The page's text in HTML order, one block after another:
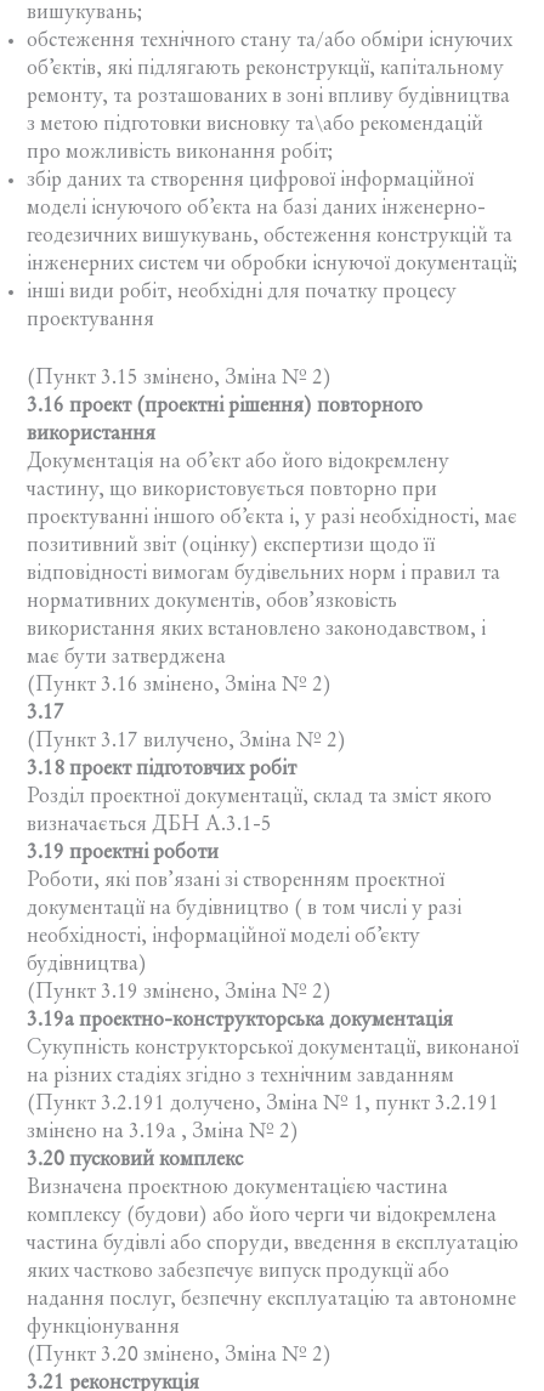
вишукувань;
обстеження технічного стану та/або обміри існуючих
об’єктів, які підлягають реконструкції, капітальному
ремонту, та розташованих в зоні впливу будівництва
з метою підготовки висновку та\або рекомендацій
про можливість виконання робіт;
збір даних та створення цифрової інформаційної
моделі існуючого об’єкта на базі даних інженерно-
геодезичних вишукувань, обстеження конструкцій та
інженерних систем чи обробки існуючої документації;
інші види робіт, необхідні для початку процесу
проектування
(Пункт 3.15 змінено, Зміна № 2)
3.16 проект (проектні рішення) повторного
використання
Документація на об’єкт або його відокремлену
частину, що використовується повторно при
проектуванні іншого об’єкта і, у разі необхідності, має
позитивний звіт (оцінку) експертизи щодо її
відповідності вимогам будівельних норм і правил та
нормативних документів, обов’язковість
використання яких встановлено законодавством, і
має бути затверджена
(Пункт 3.16 змінено, Зміна № 2)
3.17
(Пункт 3.17 вилучено, Зміна № 2)
3.18 проект підготовчих робіт
Розділ проектної документації, склад та зміст якого
визначається ДБН А.3.1-5
3.19 проектні роботи
Роботи, які пов’язані зі створенням проектної
документації на будівництво ( в том числі у разі
необхідності, інформаційної моделі об’єкту
будівництва)
(Пункт 3.19 змінено, Зміна № 2)
3.19а проектно-конструкторська документація
Сукупність конструкторської документації, виконаної
на різних стадіях згідно з технічним завданням
(Пункт 3.2.191 долучено, Зміна № 1, пункт 3.2.191
змінено на 3.19а , Зміна № 2)
3.20 пусковий комплекс
Визначена проектною документацією частина
комплексу (будови) або його черги чи відокремлена
частина будівлі або споруди, введення в експлуатацію
яких частково забезпечує випуск продукції або
надання послуг, безпечну експлуатацію та автономне
функціонування
(Пункт 3.20 змінено, Зміна № 2)
3.21 реконструкція